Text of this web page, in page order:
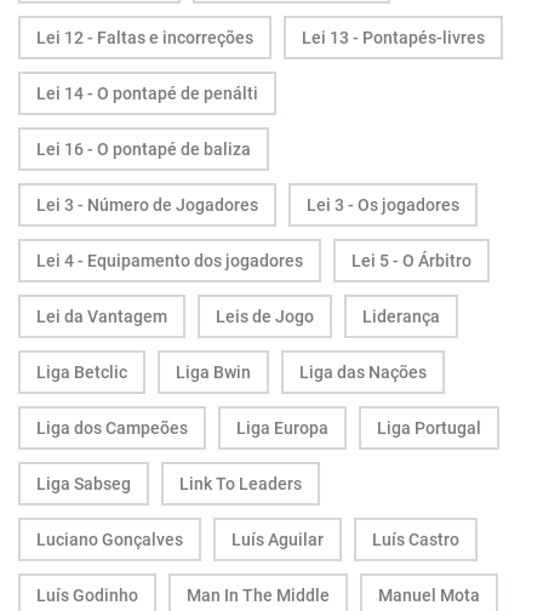
Lei 12 - Faltas e incorreções Lei 13 - Pontapés-livres
Lei 14 - O pontapé de penálti
Lei 16 - O pontapé de baliza
Lei 3 - Número de Jogadores Lei 3 - Os jogadores
Lei 4 - Equipamento dos jogadores Lei 5 - O Árbitro
Lei da Vantagem Leis de Jogo Liderança
Liga Betclic Liga Bwin Liga das Nações
Liga dos Campeões Liga Europa Liga Portugal
Liga Sabseg Link To Leaders
Luciano Gonçalves Luís Aguilar Luís Castro
Luís Godinho Man In The Middle Manuel Mota